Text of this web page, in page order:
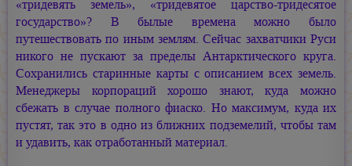
«тридевять земель», «тридевятое царство-тридесятое
государство»? В былые времена можно было
путешествовать по иным землям. Сейчас захватчики Руси
никого не пускают за пределы Антарктического круга.
Сохранились старинные карты с описанием всех земель.
Менеджеры корпораций хорошо знают, куда можно
сбежать в случае полного фиаско. Но максимум, куда их
пустят, так это в одно из ближних подземелий, чтобы там
и удавить, как отработанный материал.